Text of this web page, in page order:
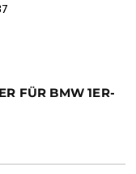
FÜR BMW 1ER-